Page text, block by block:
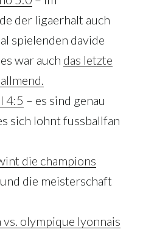
der ligaerhalt auch
spielenden davide
war auch das letzte
4:5 – es sind genau
sich lohnt fussballfan
die champions
die meisterschaft
vs. olympique lyonnais